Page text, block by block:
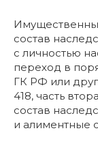
состав
с личностью
переход в
ГК РФ или
418, часть
состав
и алиментные